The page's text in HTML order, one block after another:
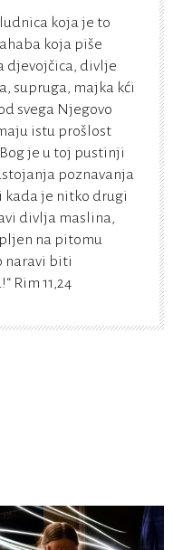
koja je to
koja piše
djevojčica, divlje
supruga, majka kći
svega Njegovo
istu prošlost
je u toj pustinji
poznavanja
kada je nitko drugi
divlja maslina,
na pitomu
naravi biti
Rim 11,24